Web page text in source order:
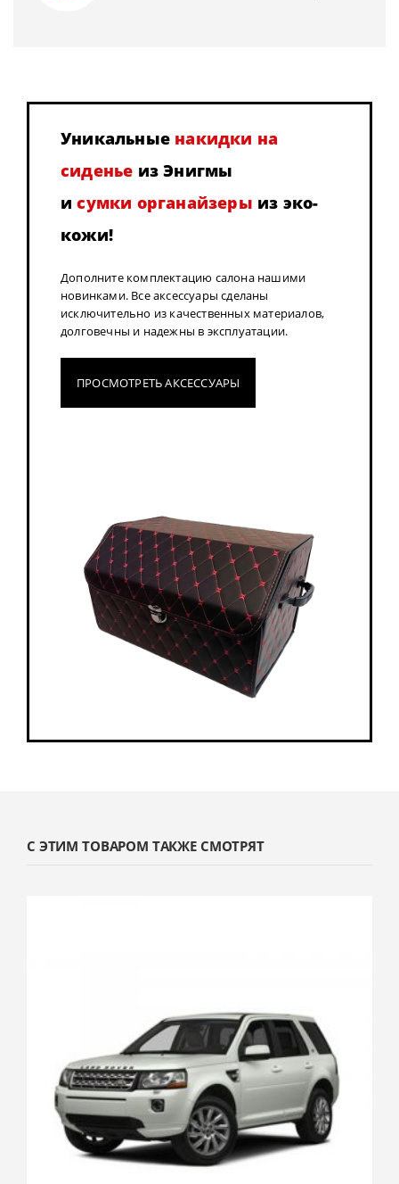
Уникальные накидки на
сиденье из Энигмы
исумки органайзеры из эко-
кожи!
Дополните комплектацию салона нашими
новинками. Все аксессуары сделаны
исключительно из качественных материалов,
долговечны и надежны в эксплуатации.
ПРОСМОТРЕТЬ АКСЕССУАРЫ
С ЭТИМ ТОВАРОМ ТАКЖЕ СМОТРЯТ